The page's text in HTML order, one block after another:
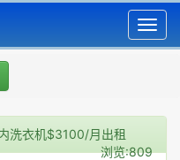
洗衣机$3100/月出租
浏览:809